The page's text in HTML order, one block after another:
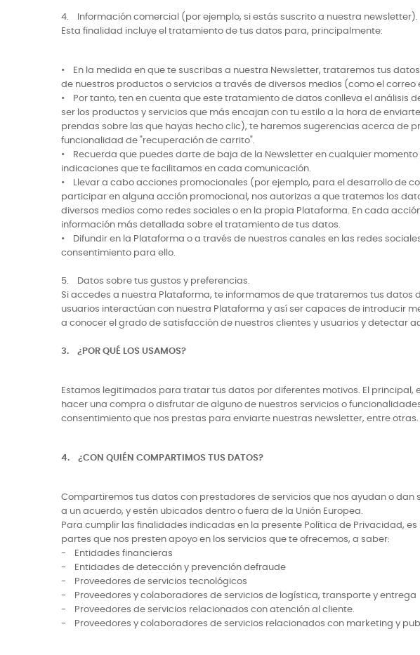
4. Información comercial (por ejemplo, si estás suscrito a nuestra newsletter).
Esta finalidad incluye el tratamiento de tus datos para, principalmente:
• En la medida en que te suscribas a nuestra Newsletter, trataremos tus
de nuestros productos o servicios a través de diversos medios (como el correo
• Por tanto, ten en cuenta que este tratamiento de datos conlleva el análisis
ser los productos y servicios que más encajan con tu estilo a la hora de
prendas sobre las que hayas hecho clic), te haremos sugerencias acerca de
funcionalidad de "recuperación de carrito".
• Recuerda que puedes darte de baja de la Newsletter en cualquier
indicaciones que te facilitamos en cada comunicación.
• Llevar a cabo acciones promocionales (por ejemplo, para el desarrollo de
participar en alguna acción promocional, nos autorizas a que tratemos los
diversos medios como redes sociales o en la propia Plataforma. En cada
información más detallada sobre el tratamiento de tus datos.
• Difundir en la Plataforma o a través de nuestros canales en las redes
consentimiento para ello.
5. Datos sobre tus gustos y preferencias.
Si accedes a nuestra Plataforma, te informamos de que trataremos tus
usuarios interactúan con nuestra Plataforma y así ser capaces de introducir
a conocer el grado de satisfacción de nuestros clientes y usuarios y detectar
3. ¿POR QUÉ LOS USAMOS?
Estamos legitimados para tratar tus datos por diferentes motivos. El
hacer una compra o disfrutar de alguno de nuestros servicios o
consentimiento que nos prestas para enviarte nuestras newsletter, entre otras.
4. ¿CON QUIÉN COMPARTIMOS TUS DATOS?
Compartiremos tus datos con prestadores de servicios que nos ayudan o
a un acuerdo, y estén ubicados dentro o fuera de la Unión Europea.
Para cumplir las finalidades indicadas en la presente Política de Privacidad,
partes que nos presten apoyo en los servicios que te ofrecemos, a saber:
- Entidades financieras
- Entidades de detección y prevención defraude
- Proveedores de servicios tecnológicos
- Proveedores y colaboradores de servicios de logística, transporte y entrega
- Proveedores de servicios relacionados con atención al cliente.
- Proveedores y colaboradores de servicios relacionados con marketing y